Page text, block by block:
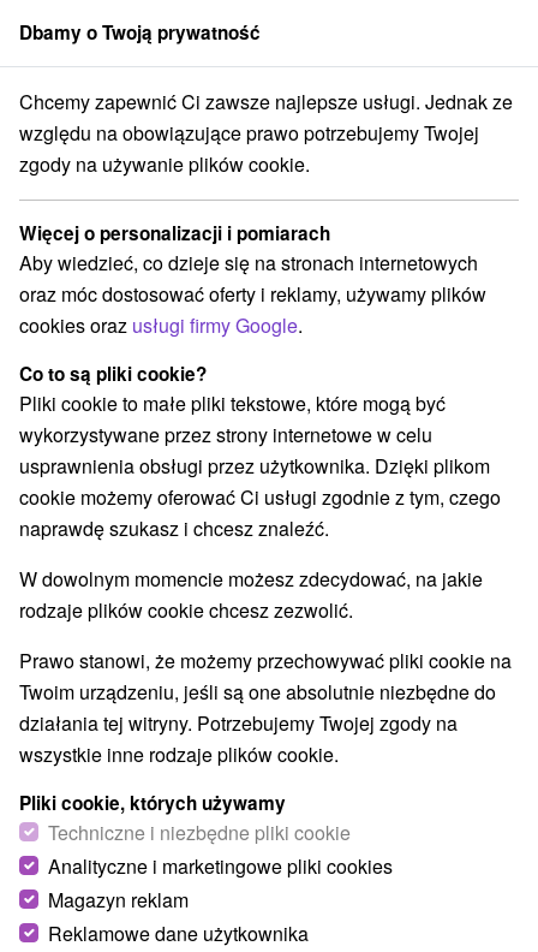
członek grupySorger
Chaty na prenájom Stredné Slovensko Žilinský kraj Trstená
Chaty na prenájom Trstená
Kategorie
Wszystkie kategorie
Apartmány(1)
Chaty na prenájom(3)
Wybierz lokalizację lub datę
WSZYSTKO NAJTAŃSZE NAJDROŻSZE NA
Dbamy o Twoją prywatność
Chcemy zapewnić Ci zawsze najlepsze usługi. Jednak ze
względu na obowiązujące prawo potrzebujemy Twojej
zgody na używanie plików cookie.
Więcej o personalizacji i pomiarach
Aby wiedzieć, co dzieje się na stronach internetowych
oraz móc dostosować oferty i reklamy, używamy plików
cookies oraz usługi firmy Google.
Co to są pliki cookie?
Pliki cookie to małe pliki tekstowe, które mogą być
wykorzystywane przez strony internetowe w celu
usprawnienia obsługi przez użytkownika. Dzięki plikom
cookie możemy oferować Ci usługi zgodnie z tym, czego
naprawdę szukasz i chcesz znaleźć.
W dowolnym momencie możesz zdecydować, na jakie
rodzaje plików cookie chcesz zezwolić.
Prawo stanowi, że możemy przechowywać pliki cookie na
Twoim urządzeniu, jeśli są one absolutnie niezbędne do
działania tej witryny. Potrzebujemy Twojej zgody na
wszystkie inne rodzaje plików cookie.
Pliki cookie, których używamy
Techniczne i niezbędne pliki cookie
Analityczne i marketingowe pliki cookies
Magazyn reklam
Reklamowe dane użytkownika